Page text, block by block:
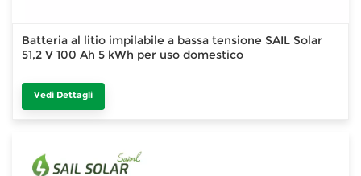
Batteria al litio impilabile a bassa tensione SAIL Solar
51,2 V 100 Ah 5 kWh per uso domestico
Vedi Dettagli